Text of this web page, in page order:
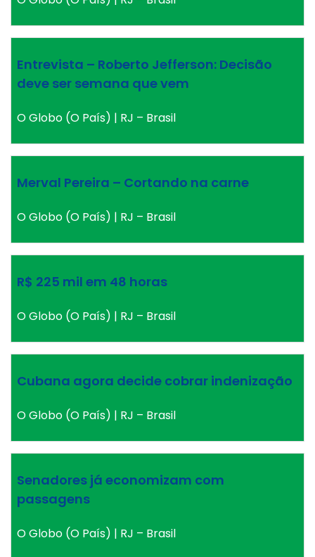
Entrevista – Roberto Jefferson: Decisão
deve ser semana que vem
O Globo (O País) | RJ – Brasil
Merval Pereira – Cortando na carne
O Globo (O País) | RJ – Brasil
R$ 225 mil em 48 horas
O Globo (O País) | RJ – Brasil
Cubana agora decide cobrar indenização
O Globo (O País) | RJ – Brasil
Senadores já economizam com
passagens
O Globo (O País) | RJ – Brasil